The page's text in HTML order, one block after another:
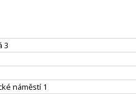
3
náměstí 1